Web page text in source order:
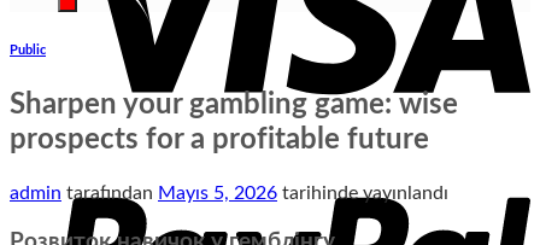
Public
Sharpen your gambling game: wise
prospects for a profitable future
admin tarafından Mayıs 5, 2026 tarihinde yayınlandı